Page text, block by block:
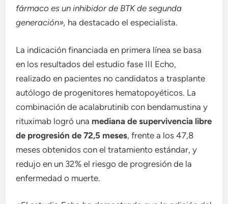
fármaco es un inhibidor de BTK de segunda
generación», ha destacado el especialista.
La indicación financiada en primera línea se basa
en los resultados del estudio fase III Echo,
realizado en pacientes no candidatos a trasplante
autólogo de progenitores hematopoyéticos. La
combinación de acalabrutinib con bendamustina y
rituximab logró una mediana de supervivencia libre
de progresión de 72,5 meses, frente a los 47,8
meses obtenidos con el tratamiento estándar, y
redujo en un 32% el riesgo de progresión de la
enfermedad o muerte.